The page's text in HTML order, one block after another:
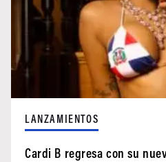
LANZAMIENTOS
Cardi B regresa con su